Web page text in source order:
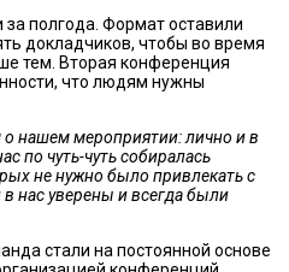
за полгода. Формат оставили
докладчиков, чтобы во время
тем. Вторая конференция
что людям нужны
нашем мероприятии: лично и в
по чуть-чуть собиралась
не нужно было привлекать с
уверены и всегда были
стали на постоянной основе